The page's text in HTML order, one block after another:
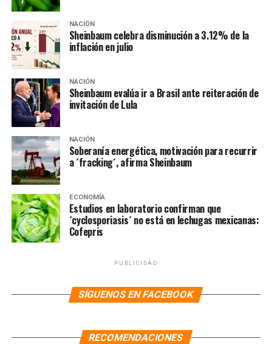
NACIÓN
Sheinbaum celebra disminución a 3.12% de la
inflación en julio
NACIÓN
Sheinbaum evalúa ir a Brasil ante reiteración de
invitación de Lula
NACIÓN
Soberanía energética, motivación para recurrir
a ´fracking´, afirma Sheinbaum
ECONOMÍA
Estudios en laboratorio confirman que
´cyclosporiasis´ no está en lechugas mexicanas:
Cofepris
PUBLICIDAD
SÍGUENOS EN FACEBOOK
RECOMENDACIONES